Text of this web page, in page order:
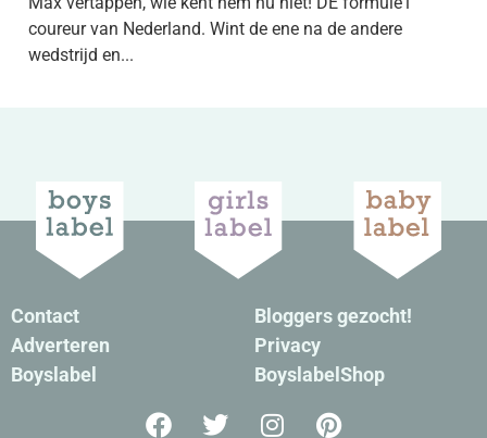
coureur van Nederland. Wint de ene na de andere
wedstrijd en...
Contact
Adverteren
Boyslabel
Bloggers gezocht!
Privacy
BoyslabelShop